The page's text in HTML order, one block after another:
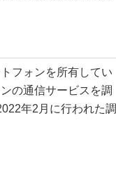
フォンを所有してい
の通信サービスを調
年2月に行われた調